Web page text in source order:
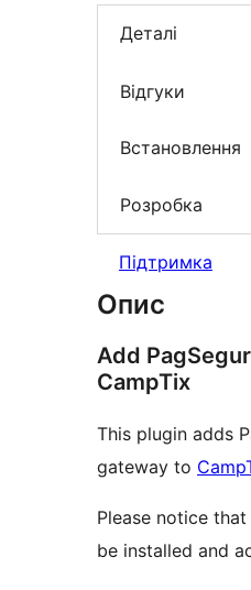
Деталі
Відгуки
Встановлення
Розробка
Підтримка
Опис
Add
CampTix
This plugin adds
gateway to
Please notice
be installed and